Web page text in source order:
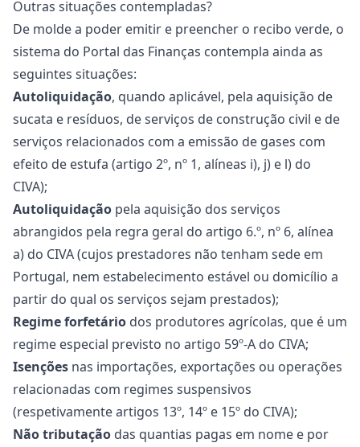
Outras situações contempladas?
De molde a poder emitir e preencher o recibo verde, o
sistema do Portal das Finanças contempla ainda as
seguintes situações:
Autoliquidação, quando aplicável, pela aquisição de
sucata e resíduos, de serviços de construção civil e de
serviços relacionados com a emissão de gases com
efeito de estufa (artigo 2º, nº 1, alíneas i), j) e l) do
CIVA);
Autoliquidação pela aquisição dos serviços
abrangidos pela regra geral do artigo 6.º, nº 6, alínea
a) do CIVA (cujos prestadores não tenham sede em
Portugal, nem estabelecimento estável ou domicílio a
partir do qual os serviços sejam prestados);
Regime forfetário dos produtores agrícolas, que é um
regime especial previsto no artigo 59º-A do CIVA;
Isenções nas importações, exportações ou operações
relacionadas com regimes suspensivos
(respetivamente artigos 13º, 14º e 15º do CIVA);
Não tributação das quantias pagas em nome e por